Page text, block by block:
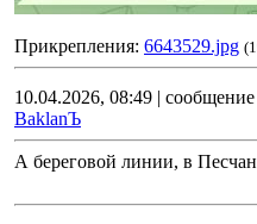
Прикрепления: 6643529.jpg
10.04.2026, 08:49 |
BaklanЪ
А береговой линии, в